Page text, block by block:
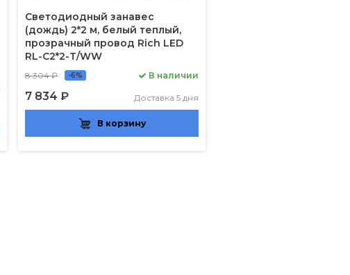
Светодиодный занавес
(дождь) 2*2 м, белый теплый,
прозрачный провод Rich LED
RL-C2*2-T/WW
8 304 ₽ -6%
7 834 ₽
В наличии
Доставка 5 дня
В корзину